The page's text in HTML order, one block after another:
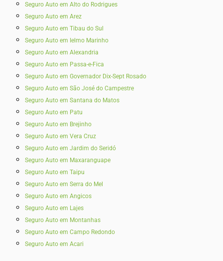
Seguro Auto em Alto do Rodrigues
Seguro Auto em Arez
Seguro Auto em Tibau do Sul
Seguro Auto em Ielmo Marinho
Seguro Auto em Alexandria
Seguro Auto em Passa-e-Fica
Seguro Auto em Governador Dix-Sept Rosado
Seguro Auto em São José do Campestre
Seguro Auto em Santana do Matos
Seguro Auto em Patu
Seguro Auto em Brejinho
Seguro Auto em Vera Cruz
Seguro Auto em Jardim do Seridó
Seguro Auto em Maxaranguape
Seguro Auto em Taipu
Seguro Auto em Serra do Mel
Seguro Auto em Angicos
Seguro Auto em Lajes
Seguro Auto em Montanhas
Seguro Auto em Campo Redondo
Seguro Auto em Acari